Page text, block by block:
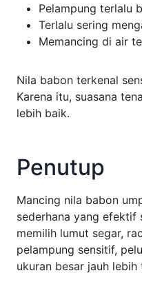
Pelampung terlalu
Terlalu sering
Memancing di air
Nila babon terkenal
Karena itu, suasana
lebih baik.
Penutup
Mancing nila babon
sederhana yang efektif
memilih lumut segar,
pelampung sensitif,
ukuran besar jauh lebih